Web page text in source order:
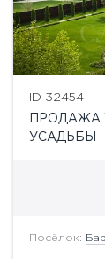
ID 32454
ПРОДАЖА
УСАДЬБЫ
Посёлок: